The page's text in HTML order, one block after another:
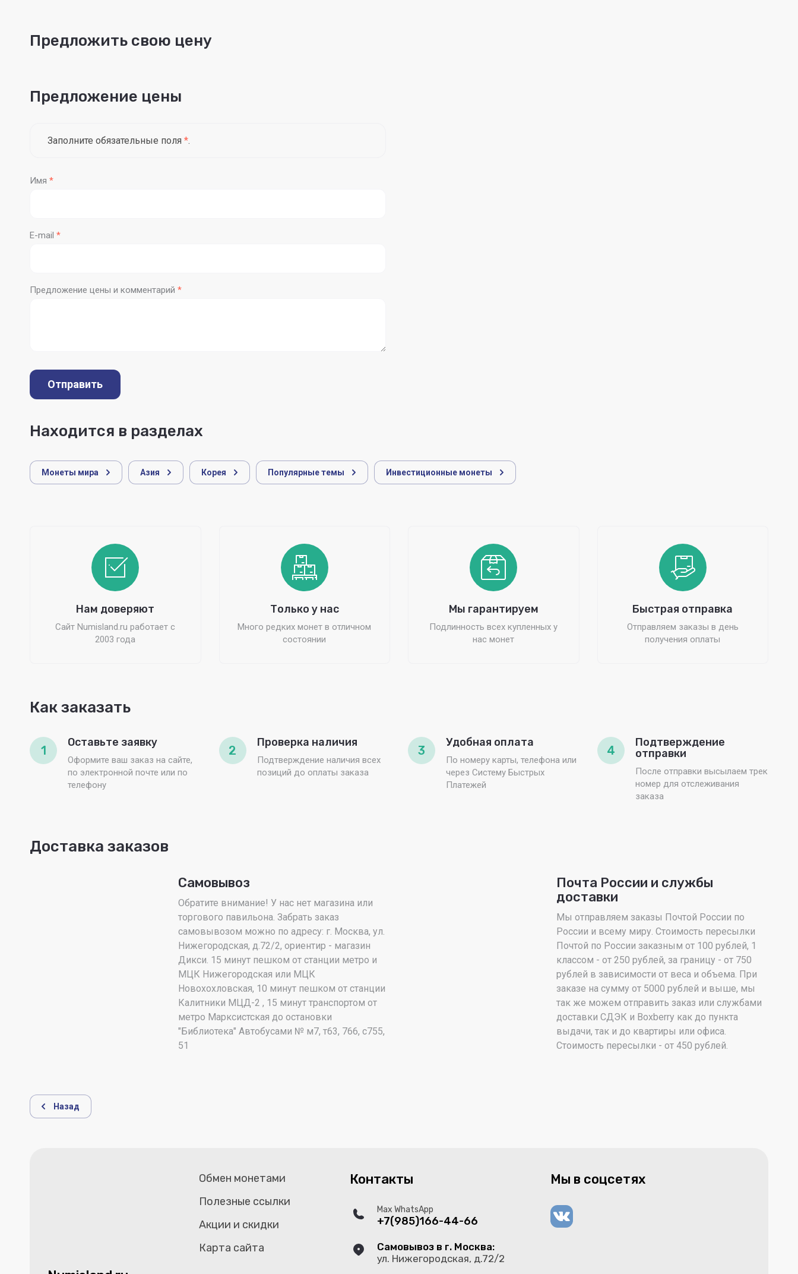
Предложить свою цену
Предложение цены
Заполните обязательные поля *.
Имя *
E-mail *
Предложение цены и комментарий *
Отправить
Находится в разделах
Монеты мира Азия Корея Популярные темы Инвестиционные монеты
Нам доверяют
Сайт Numisland.ru работает с
2003 года
Только у нас
Много редких монет в отличном
состоянии
Мы гарантируем
Подлинность всех купленных у
нас монет
Быстрая отправка
Отправляем заказы в день
получения оплаты
Как заказать
1
Оставьте заявку
Оформите ваш заказ на сайте,
по электронной почте или по
телефону
2
Проверка наличия
Подтверждение наличия всех
позиций до оплаты заказа
3
Удобная оплата
По номеру карты, телефона или
через Систему Быстрых
Платежей
4
Подтверждение
отправки
После отправки высылаем трек
номер для отслеживания
заказа
Доставка заказов
Самовывоз
Обратите внимание! У нас нет магазина или
торгового павильона. Забрать заказ
самовывозом можно по адресу: г. Москва, ул.
Нижегородская, д.72/2, ориентир - магазин
Дикси. 15 минут пешком от станции метро и
МЦК Нижегородская или МЦК
Новохохловская, 10 минут пешком от станции
Калитники МЦД-2 , 15 минут транспортом от
метро Марксистская до остановки
"Библиотека" Автобусами № м7, т63, 766, с755,
51
Почта России и службы
доставки
Мы отправляем заказы Почтой России по
России и всему миру. Стоимость пересылки
Почтой по России заказным от 100 рублей, 1
классом - от 250 рублей, за границу - от 750
рублей в зависимости от веса и объема. При
заказе на сумму от 5000 рублей и выше, мы
так же можем отправить заказ или службами
доставки СДЭК и Boxberry как до пункта
выдачи, так и до квартиры или офиса.
Стоимость пересылки - от 450 рублей.
Назад
Обмен монетами
Полезные ссылки
Акции и скидки
Карта сайта
Контакты
Max WhatsApp
+7(985)166-44-66
Самовывоз в г. Москва:
ул. Нижегородская, д.72/2
Мы в соцсетях